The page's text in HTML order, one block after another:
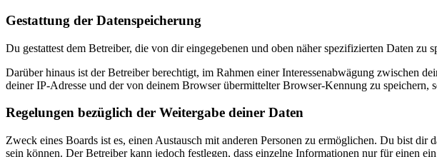
Gestattung der Datenspeicherung
Du gestattest dem Betreiber, die von dir eingegebenen und oben näher spezifizierten Daten zu
Darüber hinaus ist der Betreiber berechtigt, im Rahmen einer Interessenabwägung zwischen
deiner IP-Adresse und der von deinem Browser übermittelter Browser-Kennung zu
Regelungen bezüglich der Weitergabe deiner Daten
Zweck eines Boards ist es, einen Austausch mit anderen Personen zu ermöglichen. Du bist
sein können. Der Betreiber kann jedoch festlegen, dass einzelne Informationen nur für einen